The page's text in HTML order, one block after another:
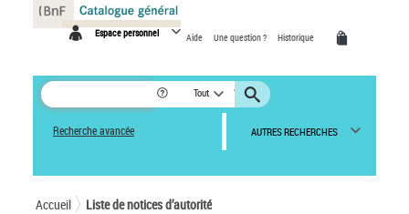
Espace personnel Aide Une question ? Historique
Tout
Recherche avancée AUTRES RECHERCHES
Accueil Liste de notices d’autorité
Panneau de gestion des cookies